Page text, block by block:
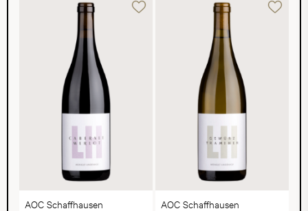
AOC Schaffhausen AOC Schaffhausen